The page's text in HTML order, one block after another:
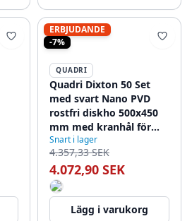
ERBJUDANDE
-7%
QUADRI
Quadri Dixton 50 Set
med svart Nano PVD
rostfri diskho 500x450
mm med kranhål för
montering och Bristol
svart köksblandare
Snart i lager
4.357,33 SEK
4.072,90 SEK
Lägg i varukorg